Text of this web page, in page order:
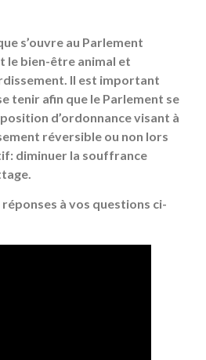
s’ouvre au Parlement
le bien-être animal et
Il est important
tenir afin que le Parlement se
d’ordonnance visant à
réversible ou non lors
diminuer la souffrance
à vos questions ci-